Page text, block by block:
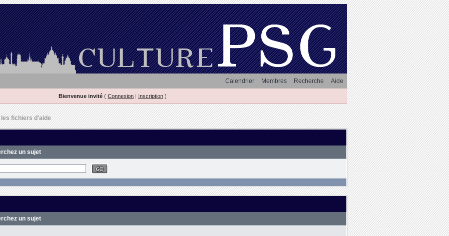
Aide
Recherche
Membres
Calendrier
Bienvenue invité ( Connexion | Inscription )
fichiers d'aide
un sujet
un sujet